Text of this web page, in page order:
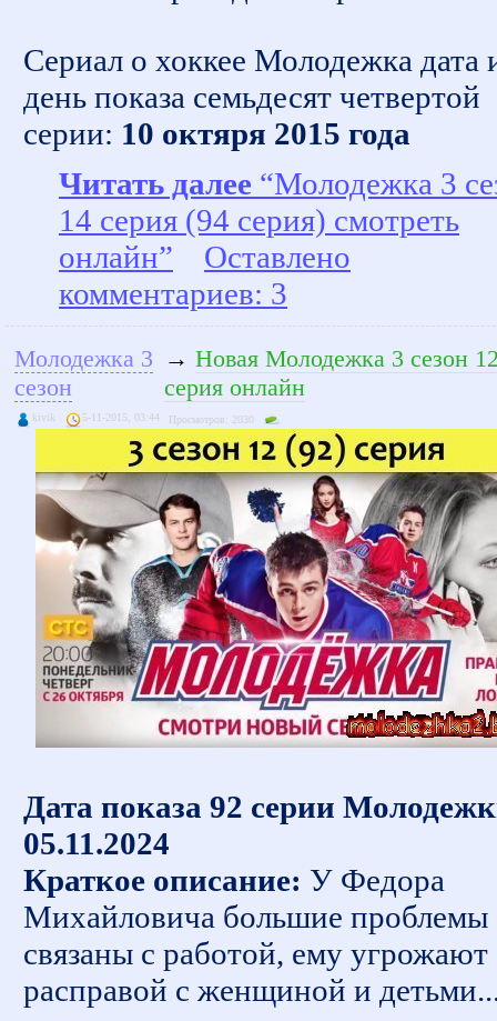
Сериал о хоккее Молодежка дата
день показа семьдесят четвертой
серии: 10 октяря 2015 года
Читать далее “Молодежка 3
14 серия (94 серия) смотреть
онлайн”
Оставлено
комментариев: 3
Молодежка 3
сезон
→ Новая Молодежка 3 сезон
серия онлайн
kivik 5-11-2015, 03:44 Просмотров: 2030
Дата показа 92 серии
05.11.2024
Краткое описание: У Федора
Михайловича большие проблемы
связаны с работой, ему угрожают
расправой с женщиной и